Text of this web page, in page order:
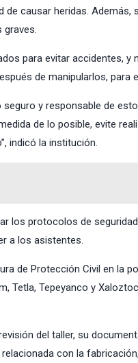
causar heridas. Además,
graves.
para evitar accidentes, y
de manipularlos, para
y responsable de
de lo posible, evite
indicó la institución.
los protocolos de
a los asistentes.
de Protección Civil en la
Tetla, Tepeyanco y
del taller, su
con la